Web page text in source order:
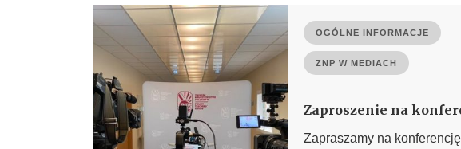
OGÓLNE INFORMACJE
ZNP W MEDIACH
Zaproszenie na
Zapraszamy na